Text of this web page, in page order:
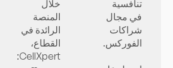
تنافسية
في مجال
شراكات
الفوركس.
خلال
المنصة
الرائدة في
القطاع،
CellXpert: